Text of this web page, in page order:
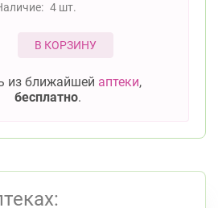
4 шт.
В КОРЗИНУ
из ближайшей аптеки,
бесплатно.